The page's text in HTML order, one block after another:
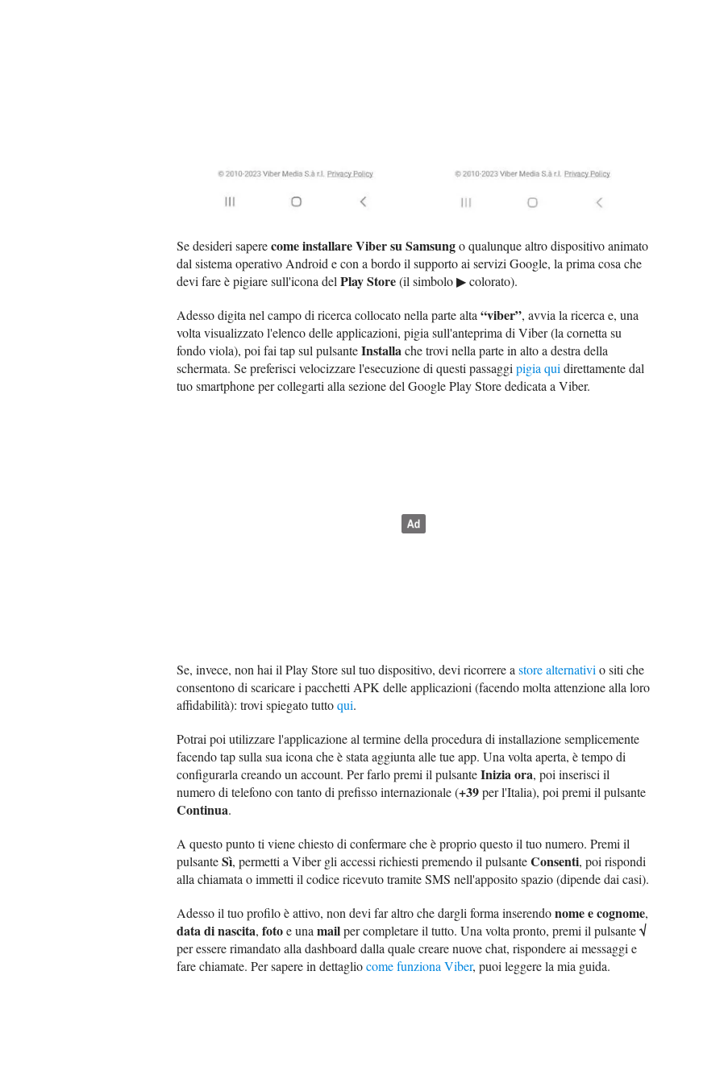
Se desideri saperecome installare Viber su Samsungo qualunque altro dispositivo animato
dal sistema operativo Android e con a bordo il supporto ai servizi Google, la prima cosa che
devi fare è pigiare sull'icona delPlay Store(il simbolo ▶ colorato).
Adesso digita nel campo di ricerca collocato nella parte alta“viber”, avvia la ricerca e, una
volta visualizzato l'elenco delle applicazioni, pigia sull'anteprima di Viber (la cornetta su
fondo viola), poi fai tap sul pulsanteInstallache trovi nella parte in alto a destra della
schermata. Se preferisci velocizzare l'esecuzione di questi passaggipigia quidirettamente dal
tuo smartphone per collegarti alla sezione del Google Play Store dedicata a Viber.
Se, invece, non hai il Play Store sul tuo dispositivo, devi ricorrere astore alternativio siti che
consentono di scaricare i pacchetti APK delle applicazioni (facendo molta attenzione alla loro
affidabilità): trovi spiegato tuttoqui.
Potrai poi utilizzare l'applicazione al termine della procedura di installazione semplicemente
facendo tap sulla sua icona che è stata aggiunta alle tue app. Una volta aperta, è tempo di
configurarla creando un account. Per farlo premi il pulsanteInizia ora, poi inserisci il
numero di telefono con tanto di prefisso internazionale (+39per l'Italia), poi premi il pulsante
Continua.
A questo punto ti viene chiesto di confermare che è proprio questo il tuo numero. Premi il
pulsanteSì, permetti a Viber gli accessi richiesti premendo il pulsanteConsenti, poi rispondi
alla chiamata o immetti il codice ricevuto tramite SMS nell'apposito spazio (dipende dai casi).
Adesso il tuo profilo è attivo, non devi far altro che dargli forma inserendonome e cognome,
data di nascita, fotoe unamailper completare il tutto. Una volta pronto, premi il pulsante√
per essere rimandato alla dashboard dalla quale creare nuove chat, rispondere ai messaggi e
fare chiamate. Per sapere in dettagliocome funziona Viber, puoi leggere la mia guida.